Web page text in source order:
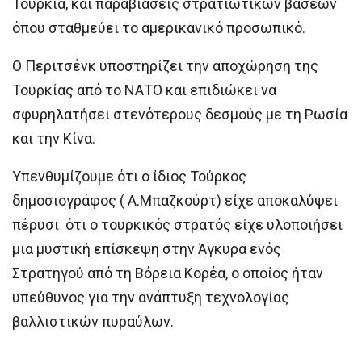
Τουρκία, και παραβιάσεις στρατιωτικών βάσεων
όπου σταθμεύει το αμερικανικό προσωπικό.
Ο Περιτσένκ υποστηρίζει την αποχώρηση της
Τουρκίας από το ΝΑΤΟ και επιδιώκει να
σφυρηλατήσει στενότερους δεσμούς με τη Ρωσία
και την Κίνα.
Υπενθυμίζουμε ότι ο ίδιος Τούρκος
δημοσιογράφος ( Α.Μπαζκούρτ) είχε αποκαλύψει
πέρυσι ότι ο τουρκικός στρατός είχε υλοποιήσει
μια μυστική επίσκεψη στην Άγκυρα ενός
Στρατηγού από τη Βόρεια Κορέα, ο οποίος ήταν
υπεύθυνος για την ανάπτυξη τεχνολογίας
βαλλιστικών πυραύλων.